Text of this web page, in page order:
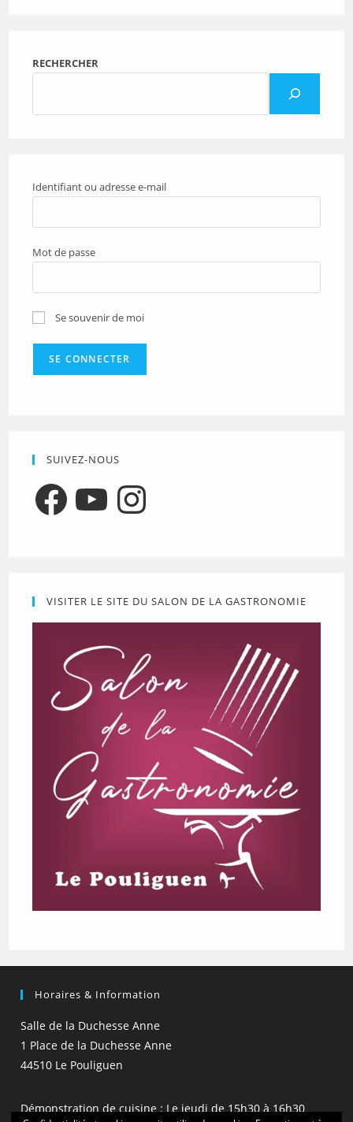
RECHERCHER
Identifiant ou adresse e-mail
Mot de passe
Se souvenir de moi
SUIVEZ-NOUS
Facebook Instagram
VISITER LE SITE DU SALON DE LA GASTRONOMIE
Horaires & Information
Salle de la Duchesse Anne
1 Place de la Duchesse Anne
44510 Le Pouliguen
Démonstration de cuisine : Le jeudi de 15h30 à 16h30